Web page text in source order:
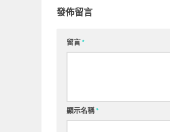
發佈留言
留言*
顯示名稱*